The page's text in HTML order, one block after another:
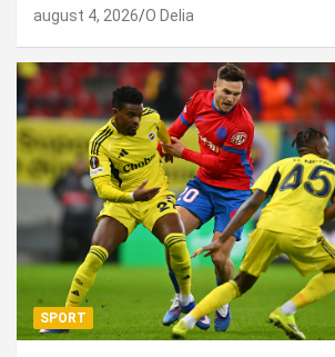
august 4, 2026 O Delia
SPORT